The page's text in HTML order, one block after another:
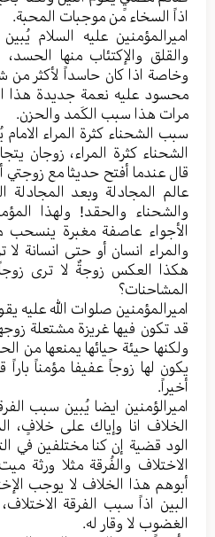
اذاً السخاء من موجبات المحبة‌.
امیرالمؤمنین علیه السلام
والقلق والإکتئاب منها
وخاصة اذا کان حاسداً لأکثر
محسود علیه نعمة جدیدة هذا
مرات هذا سبب الکَمد والحزن.
سبب الشحناء کثرة المراء
الشحناء کثرة المراء، زوجان
قال عندما أفتح حدیثا مع
عالم المجادلة وبعد
والشحناء والحقد! ولهذا
الأجواء عاصفة مغبرة ینسحب
والمراء انسان أو حتی انسانة
هکذا العکس زوجةٌ لا تری
المشاحنات؟
امیرالمؤمنین صلوات الله علیه
قد تکون فیها غریزة مشتعلة
ولکنها حیئة حیائها یمنعها من
یکون لها زوجاً عفیفا مؤمناً باراً
أخیراً.
امیرالؤمنین ایضا یُبین سبب
الخلاف انا وإیاك علی خلافٍ،
الود قضیة إن کنا مختلفین في
الاختلاف والفُرقة مثلا ورثة
أبوهم هذا الخلاف لا یوجب
البین اذاً سبب الفرقة
الغضوب لا وقار له.